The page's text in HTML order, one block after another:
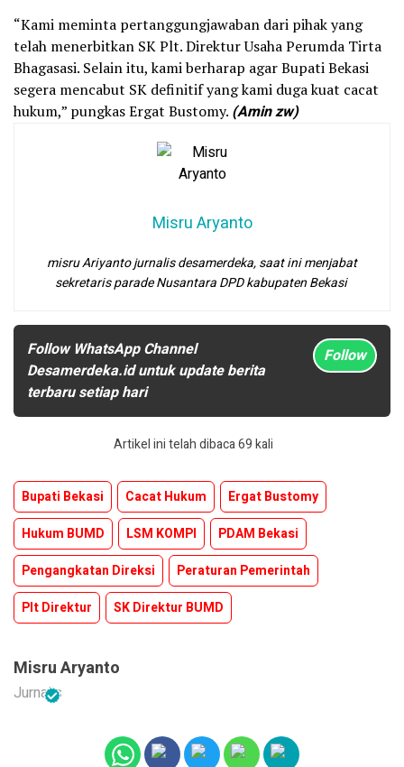
“Kami meminta pertanggungjawaban dari pihak yang
telah menerbitkan SK Plt. Direktur Usaha Perumda Tirta
Bhagasasi. Selain itu, kami berharap agar Bupati Bekasi
segera mencabut SK definitif yang kami duga kuat cacat
hukum,” pungkas Ergat Bustomy. (Amin zw)
Misru Aryanto
misru Ariyanto jurnalis desamerdeka, saat ini menjabat
sekretaris parade Nusantara DPD kabupaten Bekasi
Follow WhatsApp Channel
Desamerdeka.id untuk update berita
terbaru setiap hari
Follow
Artikel ini telah dibaca 69 kali
Bupati Bekasi Cacat Hukum
Ergat Bustomy
Hukum BUMD
LSM KOMPI
PDAM Bekasi
Pengangkatan Direksi
Peraturan Pemerintah
Plt Direktur
SK Direktur BUMD
Misru Aryanto
Jurnalis